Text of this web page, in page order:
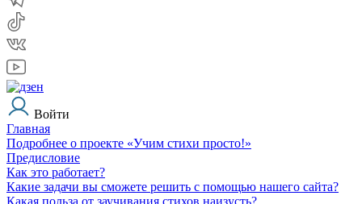
Войти
Главная
Подробнее о проекте «Учим стихи просто!»
Предисловие
Как это работает?
Какие задачи вы сможете решить с помощью нашего сайта?
Какая польза от заучивания стихов наизусть?